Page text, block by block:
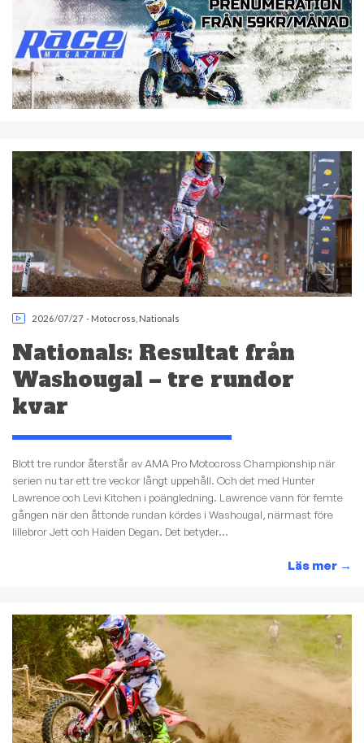
2026/07/27 - Motocross Nationals
Nationals: Resultat från
Washougal – tre rundor
kvar
Blott tre rundor återstår av AMA Pro Motocross Championship när
serien nu tar ett tre veckor långt uppehåll. Och det med Hunter
Lawrence och Levi Kitchen i poängledning. Lawrence vann för femte
gången när den åttonde rundan kördes i Washougal, närmast före
lillebror Jett och Haiden Degan. Det betyder...
Läs mer →